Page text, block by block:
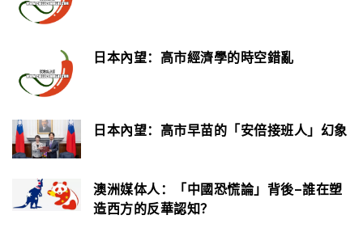
日本內望：高市經濟學的時空錯亂
日本內望：高市早苗的「安倍接班人」幻象
澳洲媒体人：「中國恐慌論」背後–誰在塑
造西方的反華認知？